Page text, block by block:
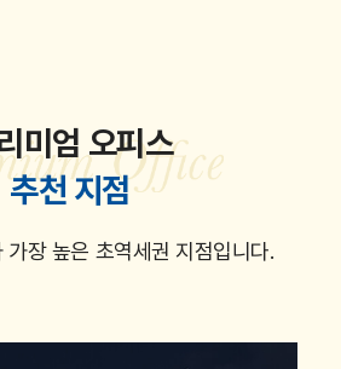
미엄 오피스
추천 지점
가장 높은 초역세권 지점입니다.